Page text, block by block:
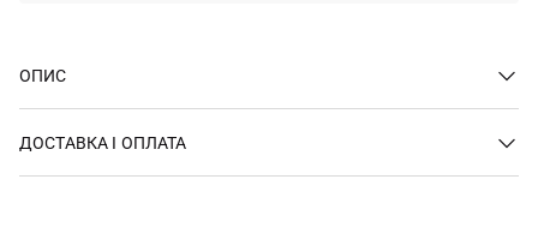
ОПИС
ДОСТАВКА І ОПЛАТА